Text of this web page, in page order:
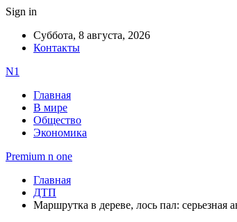
Sign in
Суббота, 8 августа, 2026
Контакты
N1
Главная
В мире
Общество
Экономика
Premium n one
Главная
ДТП
Маршрутка в дереве, лось пал: серьезная